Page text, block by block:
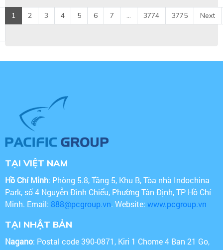
1 2 3 4 5 6 7 ... 3774 3775 Next
TẠI VIỆT NAM
Hồ Chí Minh: Phòng 5.8, Tầng 5, Khu B, Tòa nhà Indochina
Park, số 4 Nguyễn Đình Chiểu, Phường Tân Định, TP Hồ Chí
Minh. Email: 888@pcgroup.vn. Website: www.pcgroup.vn
TẠI NHẬT BẢN
Nagano: Postal code 390-0871, Kiri 1 Chome 4 Ban 21 Go,